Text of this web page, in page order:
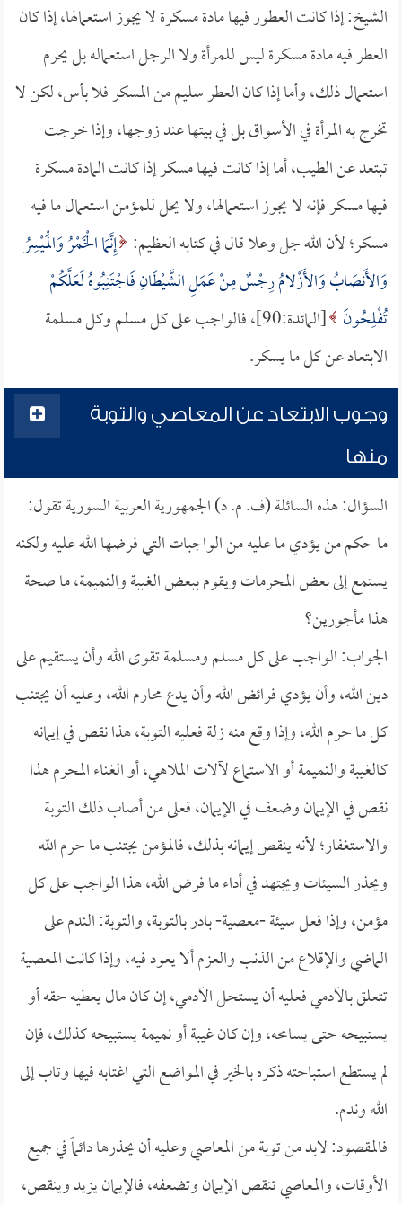
الشيخ: إذا كانت العطور فيها مادة مسكرة لا يجوز استعمالها، إذا كان
العطر فيه مادة مسكرة ليس للمرأة ولا الرجل استعماله بل يحرم
استعمال ذلك، وأما إذا كان العطر سليم من المسكر فلا بأس، لكن لا
تخرج به المرأة في الأسواق بل في بيتها عند زوجها، وإذا خرجت
تبتعد عن الطيب، أما إذا كانت فيها مسكر إذا كانت المادة مسكرة
فيها مسكر فإنه لا يجوز استعمالها، ولا يحل للمؤمن استعمال ما فيه
مسكر؛ لأن الله جل وعلا قال في كتابه العظيم: إِنَّمَا الْخَمْرُ وَالْمَيْسِرُ
وَالأَنصَابُ وَالأَزْلامُ رِجْسٌ مِنْ عَمَلِ الشَّيْطَانِ فَاجْتَنِبُوهُ لَعَلَّكُمْ
تُفْلِحُونَ
[المائدة:90]، فالواجب على كل مسلم وكل مسلمة
الابتعاد عن كل ما يسكر.
وجوب الابتعاد عن المعاصي والتوبة
منها
السؤال: هذه السائلة (ف. م. د) الجمهورية العربية السورية تقول:
ما حكم من يؤدي ما عليه من الواجبات التي فرضها الله عليه ولكنه
يستمع إلى بعض المحرمات ويقوم ببعض الغيبة والنميمة، ما صحة
هذا مأجورين؟
الجواب: الواجب على كل مسلم ومسلمة تقوى الله وأن يستقيم على
دين الله، وأن يؤدي فرائض الله وأن يدع محارم الله، وعليه أن يجتنب
كل ما حرم الله، وإذا وقع منه زلة فعليه التوبة، هذا نقص في إيمانه
كالغيبة والنميمة أو الاستماع لآلات الملاهي، أو الغناء المحرم هذا
نقص في الإيمان وضعف في الإيمان، فعلى من أصاب ذلك التوبة
والاستغفار؛ لأنه ينقص إيمانه بذلك، فالمؤمن يجتنب ما حرم الله
ويحذر السيئات ويجتهد في أداء ما فرض الله، هذا الواجب على كل
مؤمن، وإذا فعل سيئة -معصية- بادر بالتوبة، والتوبة: الندم على
الماضي والإقلاع من الذنب والعزم ألا يعود فيه، وإذا كانت المعصية
تتعلق بالآدمي فعليه أن يستحل الآدمي، إن كان مال يعطيه حقه أو
يستبيحه حتى يسامحه، وإن كان غيبة أو نميمة يستبيحه كذلك، فإن
لم يستطع استباحته ذكره بالخير في المواضع التي اغتابه فيها وتاب إلى
الله وندم.
فالمقصود: لابد من توبة من المعاصي وعليه أن يحذرها دائماً في جميع
الأوقات، والمعاصي تنقص الإيمان وتضعفه، فالإيمان يزيد وينقص،